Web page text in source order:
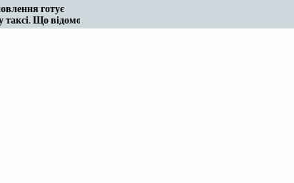
таксі існує десятиліттями